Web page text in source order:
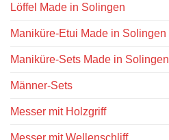
Löffel Made in Solingen
Maniküre-Etui Made in Solingen
Maniküre-Sets Made in Solingen
Männer-Sets
Messer mit Holzgriff
Messer mit Wellenschliff